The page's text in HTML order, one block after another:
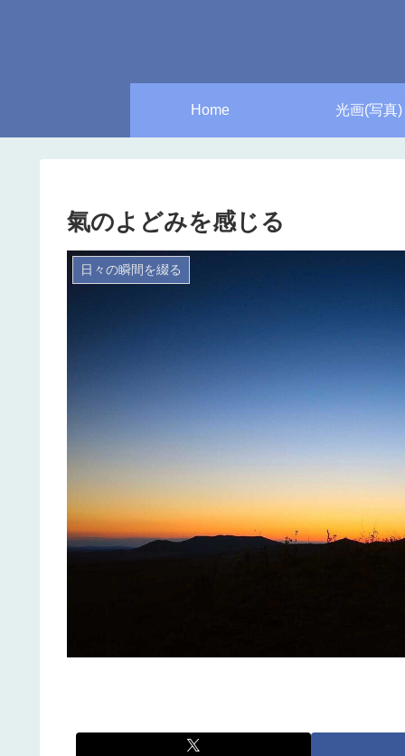
Home 光画(写真)
氣のよどみを感じる
日々の瞬間を綴る